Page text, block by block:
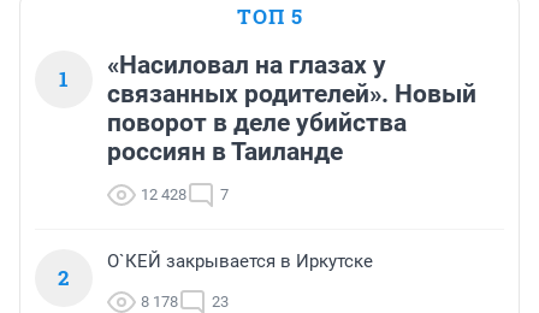
ТОП 5
1
«Насиловал на глазах у
связанных родителей». Новый
поворот в деле убийства
россиян в Таиланде
12 428 7
2
О`КЕЙ закрывается в Иркутске
8 178 23